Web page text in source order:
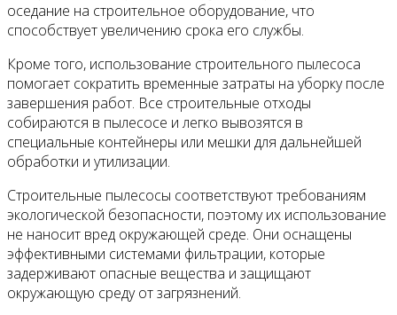
оседание на строительное оборудование, что
способствует увеличению срока его службы.
Кроме того, использование строительного пылесоса
помогает сократить временные затраты на уборку после
завершения работ. Все строительные отходы
собираются в пылесосе и легко вывозятся в
специальные контейнеры или мешки для дальнейшей
обработки и утилизации.
Строительные пылесосы соответствуют требованиям
экологической безопасности, поэтому их использование
не наносит вред окружающей среде. Они оснащены
эффективными системами фильтрации, которые
задерживают опасные вещества и защищают
окружающую среду от загрязнений.